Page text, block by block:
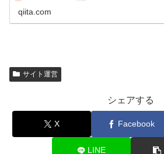
qiita.com
サイト運営
シェアする
X Facebook
LINE